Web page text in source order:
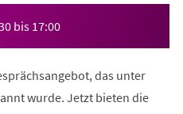
bis 17:00
das unter
wurde. Jetzt bieten die